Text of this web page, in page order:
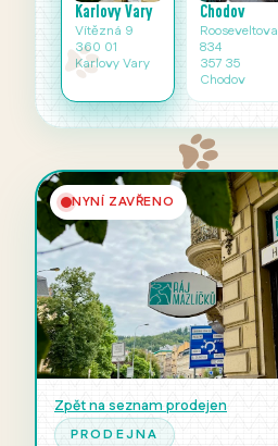
Karlovy Vary
Vítězná 9
360 01
Karlovy Vary
Chodov
Rooseveltova
834
357 35
Chodov
NYNÍ ZAVŘENO
Zpět na seznam prodejen
PRODEJNA